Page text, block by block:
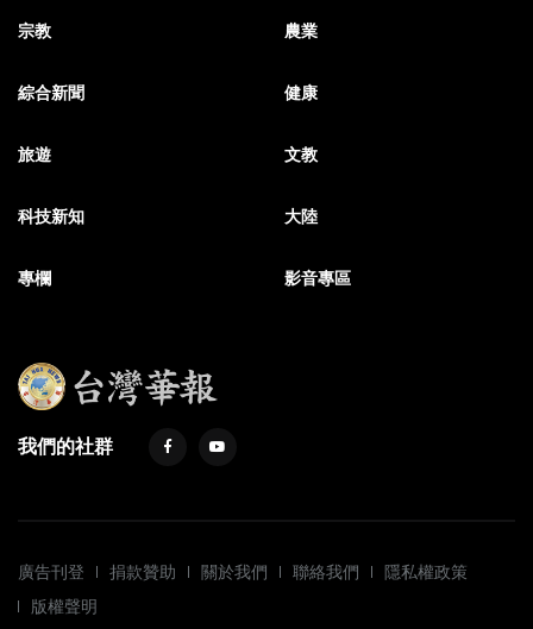
宗教 農業
綜合新聞 健康
旅遊 文教
科技新知 大陸
專欄 影音專區
我們的社群
廣告刊登 捐款贊助 關於我們 聯絡我們
隱私權政策
版權聲明